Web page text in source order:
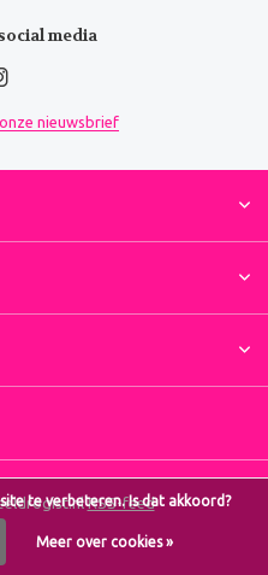
media
nieuwsbrief
RSS-feed
te verbeteren. Is dat akkoord?
Meer over cookies »